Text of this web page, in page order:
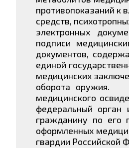
противопоказаний к
средств,
электронных
подписи
документов,
единой
медицинских
оборота оружия.
медицинского
федеральный орган
гражданину по его
оформленных
гвардии Российской